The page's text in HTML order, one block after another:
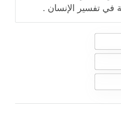
في تفسير الإنسان .